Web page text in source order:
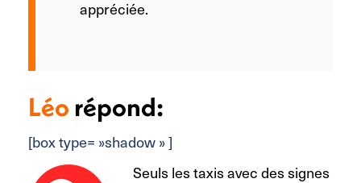
appréciée.
Léo répond:
[box type= »shadow » ]
Seuls les taxis avec des signes